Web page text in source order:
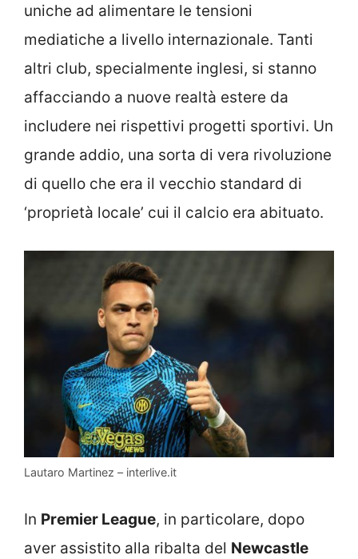
uniche ad alimentare le tensioni
mediatiche a livello internazionale. Tanti
altri club, specialmente inglesi, si stanno
affacciando a nuove realtà estere da
includere nei rispettivi progetti sportivi. Un
grande addio, una sorta di vera rivoluzione
di quello che era il vecchio standard di
‘proprietà locale’ cui il calcio era abituato.
Lautaro Martinez – interlive.it
In Premier League, in particolare, dopo
aver assistito alla ribalta del Newcastle